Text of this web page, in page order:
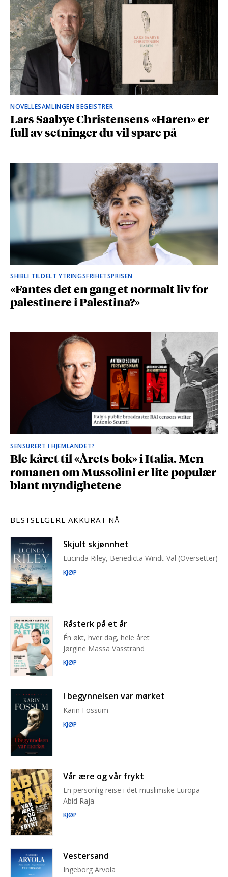
NOVELLESAMLINGEN BEGEISTRER
Lars Saabye Christensens «Haren» er
full av setninger du vil spare på
SHIBLI TILDELT YTRINGSFRIHETSPRISEN
«Fantes det en gang et normalt liv for
palestinere i Palestina?»
SENSURERT I HJEMLANDET?
Ble kåret til «Årets bok» i Italia. Men
romanen om Mussolini er lite populær
blant myndighetene
BESTSELGERE AKKURAT NÅ
Skjult skjønnhet
Lucinda Riley, Benedicta Windt-Val (Oversetter)
KJØP
Råsterk på et år
Én økt, hver dag, hele året
Jørgine Massa Vasstrand
KJØP
I begynnelsen var mørket
Karin Fossum
KJØP
Vår ære og vår frykt
En personlig reise i det muslimske Europa
Abid Raja
KJØP
Vestersand
Ingeborg Arvola